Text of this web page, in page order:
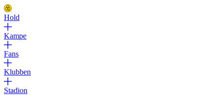
Hold
Kampe
Fans
Klubben
Stadion